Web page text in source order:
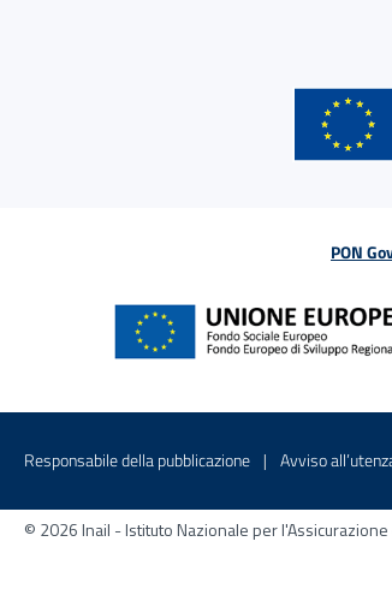
PON
Menu di servizio
Responsabile della pubblicazione Sito interno -
Avviso
© 2026 Inail - Istituto Nazionale per